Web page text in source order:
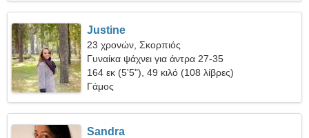
Justine
23 χρονών, Σκορπιός
Γυναίκα ψάχνει για άντρα 27-35
164 εκ (5'5"), 49 κιλό (108 λίβρες)
Γάμος
Sandra